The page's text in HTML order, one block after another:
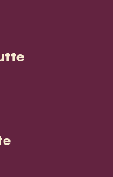
Vandeputte's profile